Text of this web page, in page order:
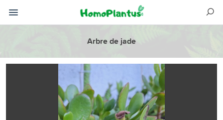
Arbre de jade